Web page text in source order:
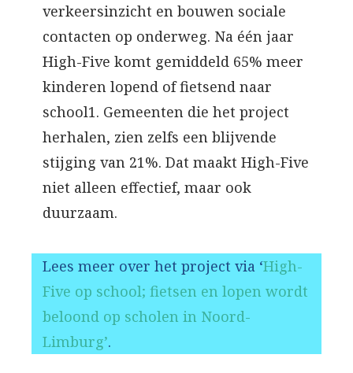
verkeersinzicht en bouwen sociale
contacten op onderweg. Na één jaar
High-Five komt gemiddeld 65% meer
kinderen lopend of fietsend naar
school1. Gemeenten die het project
herhalen, zien zelfs een blijvende
stijging van 21%. Dat maakt High-Five
niet alleen effectief, maar ook
duurzaam.
Lees meer over het project via ‘High-
Five op school; fietsen en lopen wordt
beloond op scholen in Noord-
Limburg’.